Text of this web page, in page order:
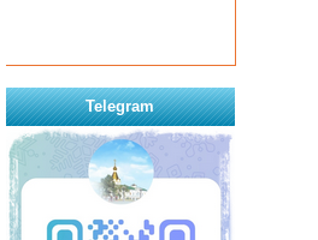
Telegram